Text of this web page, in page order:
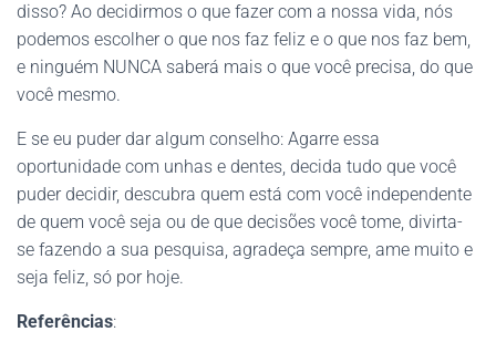
disso? Ao decidirmos o que fazer com a nossa vida, nós
podemos escolher o que nos faz feliz e o que nos faz bem,
e ninguém NUNCA saberá mais o que você precisa, do que
você mesmo.
E se eu puder dar algum conselho: Agarre essa
oportunidade com unhas e dentes, decida tudo que você
puder decidir, descubra quem está com você independente
de quem você seja ou de que decisões você tome, divirta-
se fazendo a sua pesquisa, agradeça sempre, ame muito e
seja feliz, só por hoje.
Referências: